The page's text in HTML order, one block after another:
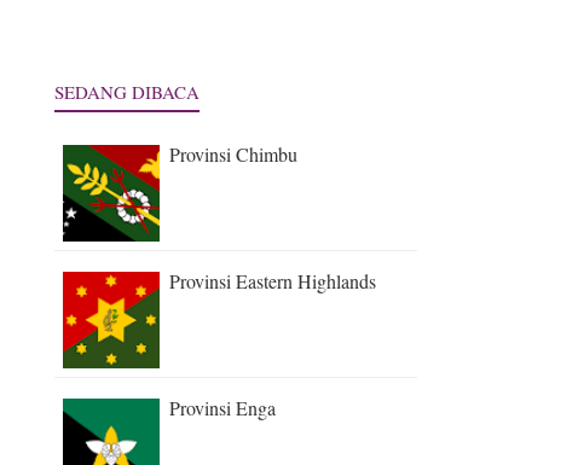
SEDANG DIBACA
Provinsi Chimbu
Provinsi Eastern Highlands
Provinsi Enga